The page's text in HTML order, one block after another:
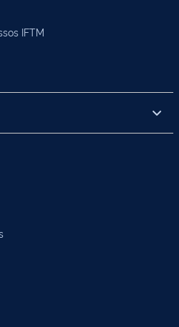
IFTM